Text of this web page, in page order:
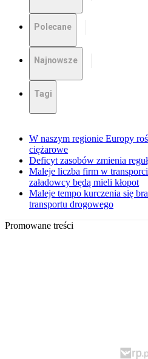
Polecane
Najnowsze
Tagi
W naszym regionie Europy
ciężarowe
Deficyt zasobów zmienia
Maleje liczba firm w
załadowcy będą mieli kłopot
Maleje tempo kurczenia się
transportu drogowego
Promowane treści